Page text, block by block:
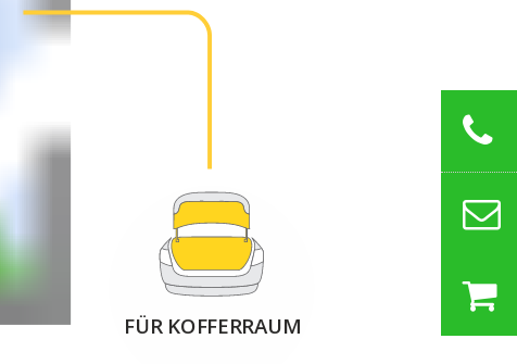
FÜR KOFFERRAUM